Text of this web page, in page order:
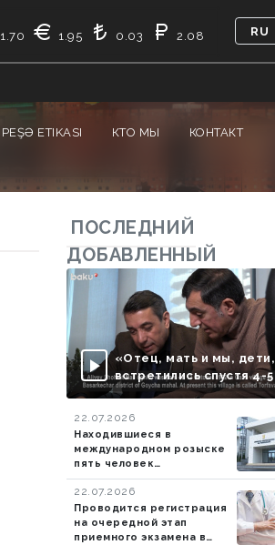
PEŞƏ ETIKASI КТО МЫ КОНТАКТ
1.70 1.95 0.03 2.08 RU
ПОСЛЕДНИЙ
ДОБАВЛЕННЫЙ
«Отец, мать и мы, дети,
встретились спустя 4-5
месяцев»
22.07.2026
Находившиеся в
международном розыске
пять человек
экстрадированы в
Азербайджан
22.07.2026
Проводится регистрация
на очередной этап
приемного экзамена в